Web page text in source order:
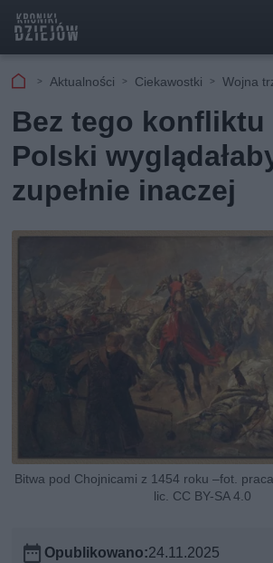
Aktualności Ciekawostki Wojna
Bez tego konfliktu
Polski
zupełnie inaczej
Bitwa pod Chojnicami z 1454 roku –fot.
lic. CC BY-SA 4.0
Opublikowano:24.11.2025